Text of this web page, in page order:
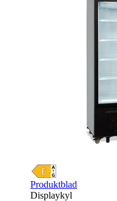
Produktblad
Displaykyl